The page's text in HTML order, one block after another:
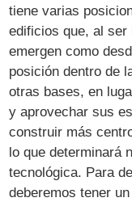
tiene varias
edificios que, al ser
emergen como
posición dentro de
otras bases, en
y aprovechar sus
construir más
lo que determinará
tecnológica. Para
deberemos tener